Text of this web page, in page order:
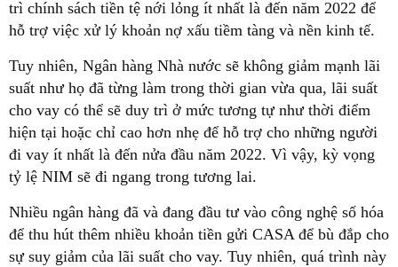
trì chính sách tiền tệ nới lỏng ít nhất là đến năm 2022 để
hỗ trợ việc xử lý khoản nợ xấu tiềm tàng và nền kinh tế.
Tuy nhiên, Ngân hàng Nhà nước sẽ không giảm mạnh lãi
suất như họ đã từng làm trong thời gian vừa qua, lãi suất
cho vay có thể sẽ duy trì ở mức tương tự như thời điểm
hiện tại hoặc chỉ cao hơn nhẹ để hỗ trợ cho những người
đi vay ít nhất là đến nửa đầu năm 2022. Vì vậy, kỳ vọng
tỷ lệ NIM sẽ đi ngang trong tương lai.
Nhiều ngân hàng đã và đang đầu tư vào công nghệ số hóa
để thu hút thêm nhiều khoản tiền gửi CASA để bù đắp cho
sự suy giảm của lãi suất cho vay. Tuy nhiên, quá trình này